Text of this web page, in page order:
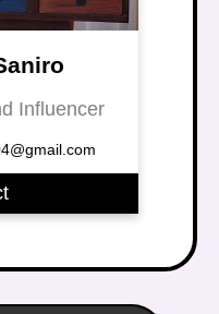
Influencer